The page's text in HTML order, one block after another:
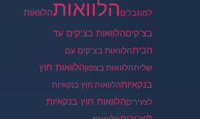
למוגבלים הלוואותהלוואות
בצ'קיםהלוואות בצ'קים עד
הביתהלוואות בצ'קים עם
שליחהלוואות בצפוןהלוואות חוץ
בנקאיותהלוואות חוץ בנקאיות
לצעיריםהלוואות חוץ בנקאיות